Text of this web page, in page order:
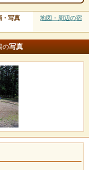
・写真 地図・周辺の宿
の写真